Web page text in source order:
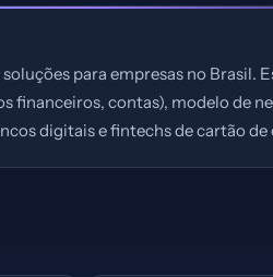
para empresas no Brasil.
financeiros, contas), modelo de
digitais e fintechs de cartão de